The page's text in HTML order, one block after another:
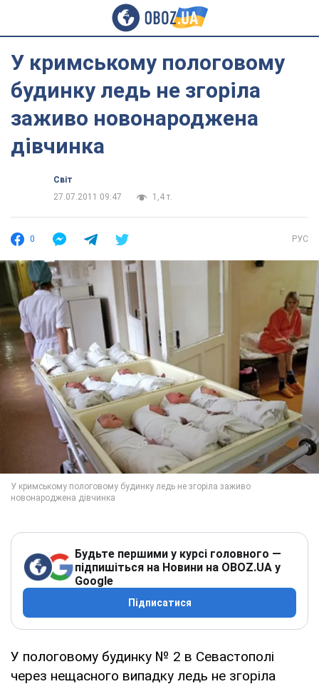
У кримському пологовому
будинку ледь не згоріла
заживо новонароджена
дівчинка
Світ
27.07.2011 09:47
1,4 т.
0 РУС
Будьте першими у курсі головного —
підпишіться на Новини на OBOZ.UA у
Google
Підписатися
У пологовому будинку № 2 в Севастополі
через нещасного випадку ледь не згоріла